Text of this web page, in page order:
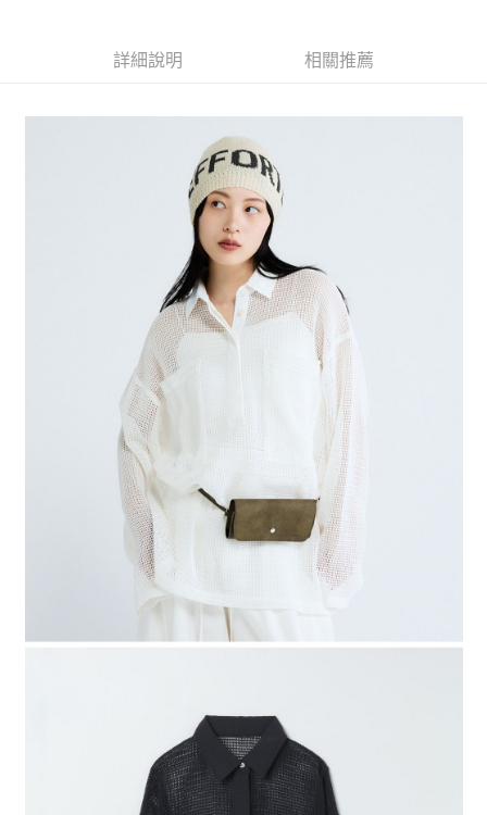
3.實際核准額度、可分期數及費用金額請依後續交易確認頁面所載為準。
4.訂單成立30分鐘內，如未前往確認交易或遇審核未通過，訂單將自動取
1.分期款項不併入電信帳單，「大哥付你分期」於每月結算日後寄送繳費提
2.透過簡訊連結打開帳單後，可選擇「超商條碼／台灣大直營門市／銀行轉
帳／街口支付／iPASS MONEY」等通路繳費。
1.本服務係由「台灣大哥大股份有限公司」（以下簡稱本公司）所提供，讓
用戶於交易時，得透過本服務購買商品或服務，並由商店將買賣／分期付款
買賣價金債權讓與本公司後，依約使用本公司帳單繳交帳款。
2.基於同意付款使用「大哥付你分期」之契約關係目的，商店將以您的個人
資料（包含姓名、電話或地址）提供予台灣大哥大進項蒐集、處理及利用，
由本公司與您本人進行分期帳單所需資料之確認、核對及更正。
3.完整用戶服務條款，請詳閱以下連結：
https://oppay.tw/userRule
３．安心：先確認商品／服務後，再付款。
【「AFTEE先享後付」結帳流程】
１．於結帳方式選擇「AFTEE先享後付」後，將跳轉至「AFTEE先享後付」
結帳頁面，進行簡訊認證並確認金額後，即可完成結帳。
２．訂單成立數日內，您將收到繳費通知簡訊。
３．收到繳費通知簡訊後14天內，點擊此簡訊中的連結，可透過四大超商／
ATM／網路銀行／等多元方式進行付款，方視為交易完成。
※ 請注意：結帳手續完成當下不需立刻繳費，但若您需要取消訂單，請聯絡
購買商品的店家。未經商家同意取消之訂單仍視為有效，需透過AFTEE先享
※ 交易是否成功請以「AFTEE先享後付 」之結帳頁面顯示為準，若有關於
是否繳費成功／繳費後需取消欲退款等相關疑問，請聯繫「AFTEE先享後付
https://netprotections.freshdesk.com/support/home
１．透過由恩沛科技股份有限公司提供之「AFTEE先享後付」服務完成之交
易，需依本服務之必要範圍內提供個人資料，並將交易相關給付款項請求債
權轉讓予恩沛科技股份有限公司。
２．關於個人資料處理事宜，請瀏覽以下網址： https://aftee.tw/terms/#terms3
３．未成年的使用者請事先徵得法定代理人或監護人之同意方可使用
「AFTEE先享後付」，若未經同意申辦者引起之損失，本公司不負相關責
４．使用「AFTEE先享後付」時，將依據個別帳號之用戶狀況，依本公司即
時審查核予不同之上限額度；若仍有額度不足之情形，本公司將視審查結果
請求用戶進行身份認證。
５．嚴禁一人註冊多個帳號或使用他人資訊註冊。若發現惡意使用之情形，
恩沛科技股份有限公司將有權停止該用戶之使用額度並採取法律行動。
每筆NT$80，滿NT$888(含以上)免運費
每筆NT$80，滿NT$888(含以上)免運費
每筆NT$80，滿NT$1,500(含以上)免運費
每筆NT$80，滿NT$1,500(含以上)免運費
每筆NT$80，滿NT$1,500(含以上)免運費
詳細說明 相關推薦